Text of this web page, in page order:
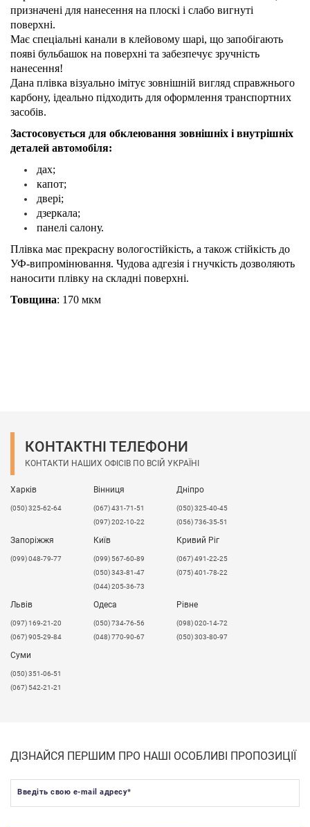
призначені для нанесення на плоскі і слабо вигнуті
поверхні.
Має спеціальні канали в клейовому шарі, що запобігають
появі бульбашок на поверхні та забезпечує зручність
нанесення!
Дана плівка візуально імітує зовнішній вигляд справжнього
карбону, ідеально підходить для оформлення транспортних
засобів.
Застосовується для обклеювання зовнішніх і внутрішніх
деталей автомобіля:
дах;
капот;
двері;
дзеркала;
панелі салону.
Плівка має прекрасну вологостійкість, а також стійкість до
УФ-випромінювання. Чудова адгезія і гнучкість дозволяють
наносити плівку на складні поверхні.
Товщина: 170 мкм
КОНТАКТНІ ТЕЛЕФОНИ
КОНТАКТИ НАШИХ ОФІСІВ ПО ВСІЙ УКРАЇНІ
Харків
(050) 325-62-64
Вінниця
(067) 431-71-51
(097) 202-10-22
Дніпро
(050) 325-40-45
(056) 736-35-51
Запоріжжя
(099) 048-79-77
Київ
(099) 567-60-89
(050) 343-81-47
(044) 205-36-73
Кривий Ріг
(067) 491-22-25
(075) 401-78-22
Львів
​(097) 169-21-20
(067) 905-29-84
Одеса
(050) 734-76-56
(048) 770-90-67
Рівне
(098) 020-14-72
(050) 303-80-97
Суми
(050) 351-06-51
(067) 542-21-21
ДІЗНАЙСЯ ПЕРШИМ ПРО НАШІ ОСОБЛИВІ ПРОПОЗИЦІЇ
Введіть свою e-mail адресу*